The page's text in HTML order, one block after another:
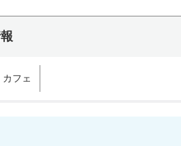
フェ